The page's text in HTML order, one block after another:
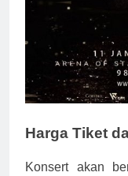
Harga Tiket
Konsert akan